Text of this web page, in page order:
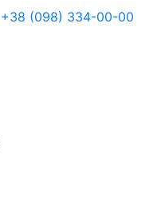
+38 (098) 334-00-00